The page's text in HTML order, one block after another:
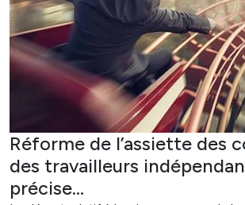
Réforme de l’assiette des
des travailleurs
précise…